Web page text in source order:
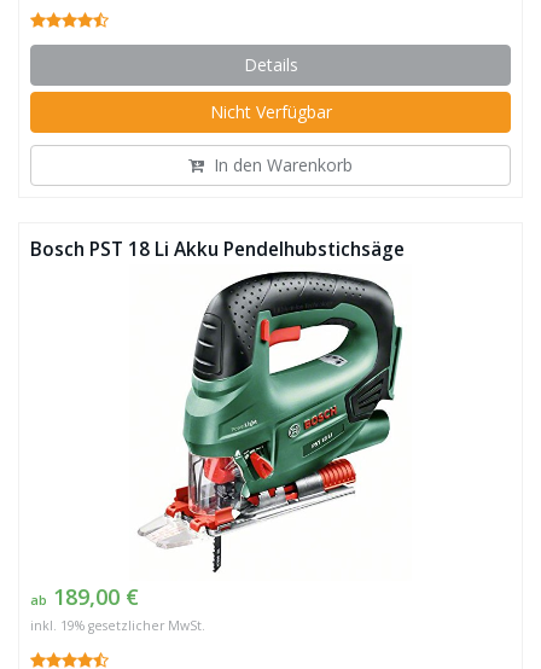
Details
Nicht Verfügbar
In den Warenkorb
Bosch PST 18 Li Akku Pendelhubstichsäge
ab 189,00 €
inkl. 19% gesetzlicher MwSt.